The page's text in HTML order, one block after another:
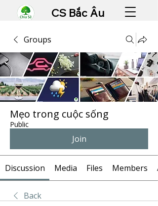
CS Bắc Âu
Groups
Mẹo trong cuộc sống
Public
Join
Discussion Media Files Members
Back